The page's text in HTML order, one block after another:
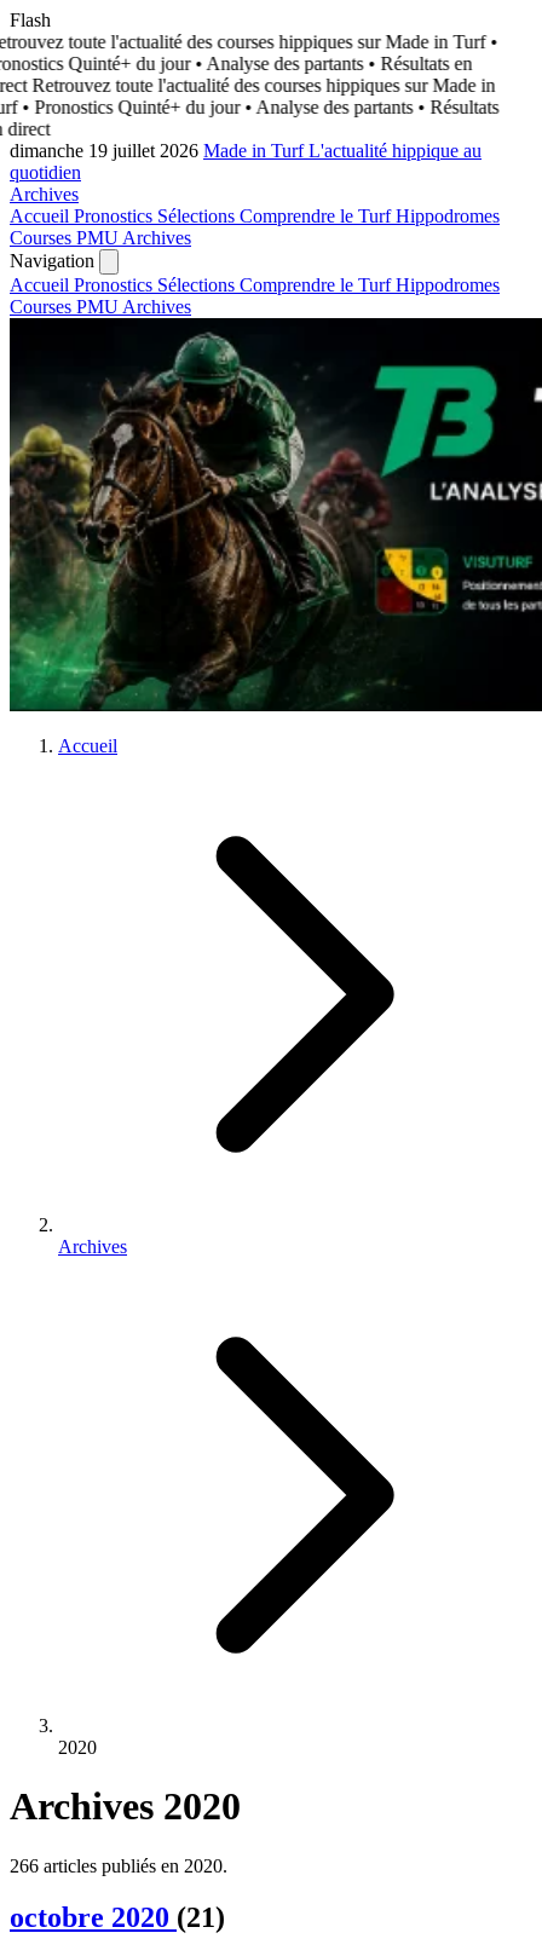
Flash
toute l'actualité des courses hippiques sur Made in Turf •
Quinté+ du jour • Analyse des partants • Résultats en
Retrouvez toute l'actualité des courses hippiques sur Made in
• Pronostics Quinté+ du jour • Analyse des partants • Résultats
direct
dimanche 19 juillet 2026 Made in TurfL'actualité hippique au
quotidien
Archives
Accueil Pronostics Sélections Comprendre le TurfHippodromes
Courses PMU Archives
Navigation
Accueil Pronostics Sélections Comprendre le TurfHippodromes
Courses PMU Archives
Accueil
Archives
2020
Archives 2020
266 articles publiés en 2020.
octobre 2020 (21)